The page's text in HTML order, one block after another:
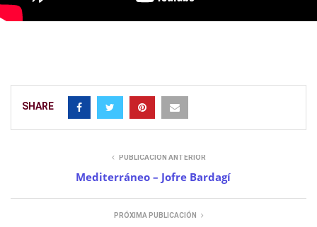
SHARE
PUBLICACIÓN ANTERIOR
Mediterráneo – Jofre Bardagí
PRÓXIMA PUBLICACIÓN